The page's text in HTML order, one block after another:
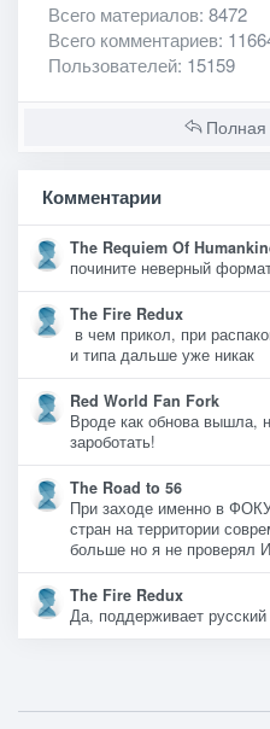
Всего материалов: 8472
Всего комментариев:
Пользователей: 15159
Полная
Комментарии
The Requiem Of
почините неверный
The Fire Redux
в чем прикол, при
и типа дальше уже никак
Red World Fan Fork
Вроде как обнова вышла,
зароботать!
The Road to 56
При заходе именно в
стран на территории
больше но я не проверял
The Fire Redux
Да, поддерживает